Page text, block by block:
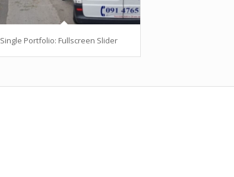
Single Portfolio: Fullscreen Slider